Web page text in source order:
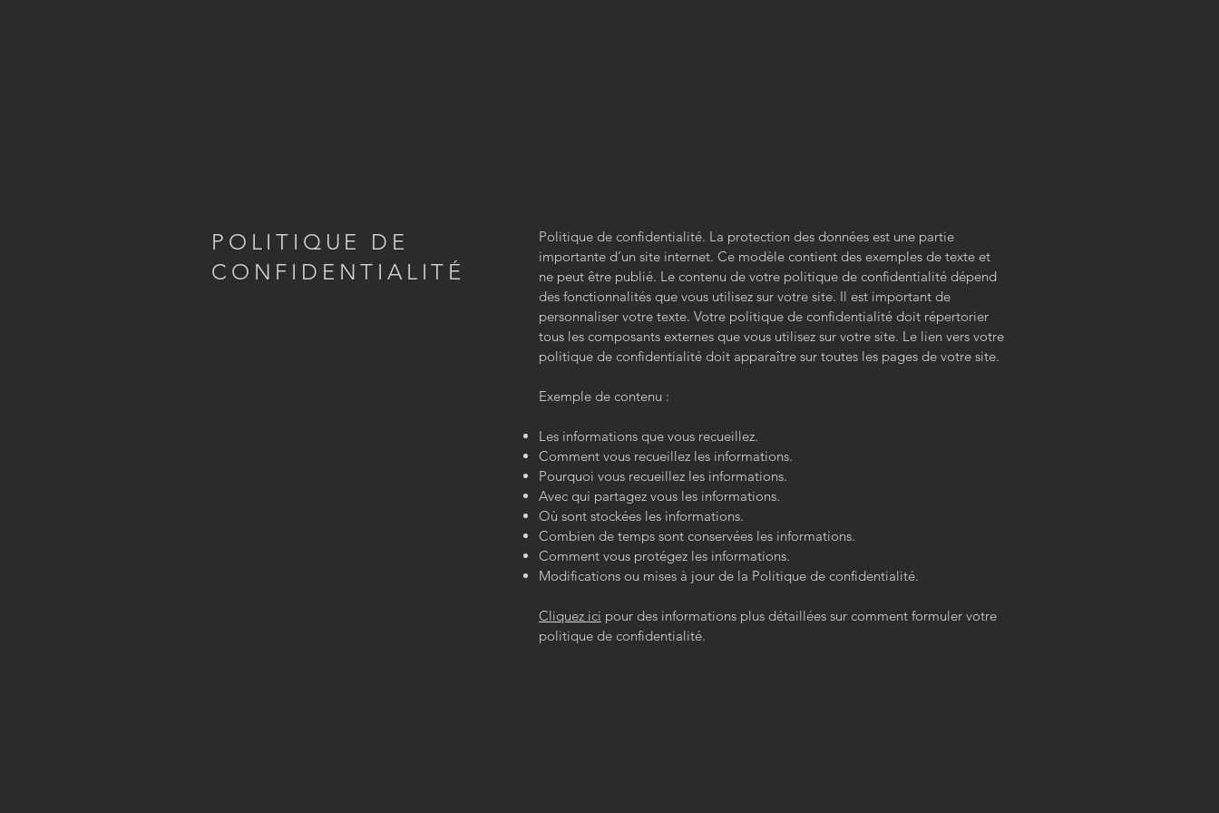
POLITIQUE DE
CONFIDENTIALITÉ
Politique de confidentialité. La protection des données est une partie
importante d’un site internet. Ce modèle contient des exemples de texte et
ne peut être publié. Le contenu de votre politique de confidentialité dépend
des fonctionnalités que vous utilisez sur votre site. Il est important de
personnaliser votre texte. Votre politique de confidentialité doit répertorier
tous les composants externes que vous utilisez sur votre site. Le lien vers votre
politique de confidentialité doit apparaître sur toutes les pages de votre site.
Exemple de contenu :
Les informations que vous recueillez.
Comment vous recueillez les informations.
Pourquoi vous recueillez les informations.
Avec qui partagez vous les informations.
Où sont stockées les informations.
Combien de temps sont conservées les informations.
Comment vous protégez les informations.
Modifications ou mises à jour de la Politique de confidentialité.
Cliquez ici pour des informations plus détaillées sur comment formuler votre
politique de confidentialité.